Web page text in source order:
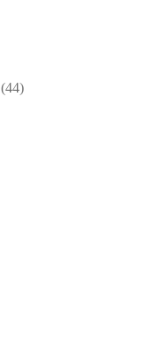
(44)